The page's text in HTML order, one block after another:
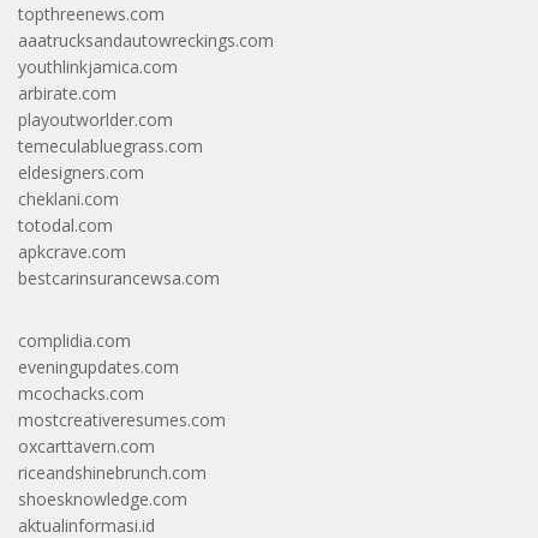
topthreenews.com
aaatrucksandautowreckings.com
youthlinkjamica.com
arbirate.com
playoutworlder.com
temeculabluegrass.com
eldesigners.com
cheklani.com
totodal.com
apkcrave.com
bestcarinsurancewsa.com
complidia.com
eveningupdates.com
mcochacks.com
mostcreativeresumes.com
oxcarttavern.com
riceandshinebrunch.com
shoesknowledge.com
aktualinformasi.id